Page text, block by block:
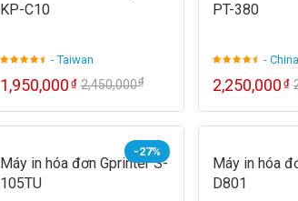
KP-C10
- Taiwan
1,950,000₫ 2,450,000₫
PT-380
- China
2,250,000₫
-27%
Máy in hóa đơn Gprinter S-
105TU
Máy in hóa
D801